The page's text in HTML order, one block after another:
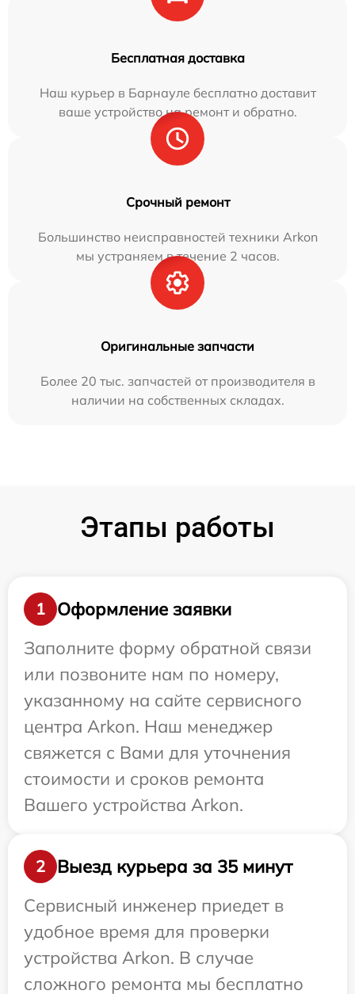
Бесплатная доставка
Наш курьер в Барнауле бесплатно доставит
ваше устройство на ремонт и обратно.
Срочный ремонт
Большинство неисправностей техники Arkon
мы устраняем в течение 2 часов.
Оригинальные запчасти
Более 20 тыс. запчастей от производителя в
наличии на собственных складах.
Этапы работы
1
Оформление заявки
Заполните форму обратной связи
или позвоните нам по номеру,
указанному на сайте сервисного
центра Arkon. Наш менеджер
свяжется с Вами для уточнения
стоимости и сроков ремонта
Вашего устройства Arkon.
2
Выезд курьера за 35 минут
Сервисный инженер приедет в
удобное время для проверки
устройства Arkon. В случае
сложного ремонта мы бесплатно